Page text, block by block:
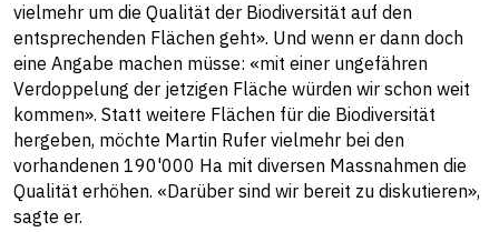
vielmehr um die Qualität der Biodiversität auf den
entsprechenden Flächen geht». Und wenn er dann doch
eine Angabe machen müsse: «mit einer ungefähren
Verdoppelung der jetzigen Fläche würden wir schon weit
kommen». Statt weitere Flächen für die Biodiversität
hergeben, möchte Martin Rufer vielmehr bei den
vorhandenen 190'000 Ha mit diversen Massnahmen die
Qualität erhöhen. «Darüber sind wir bereit zu diskutieren»,
sagte er.